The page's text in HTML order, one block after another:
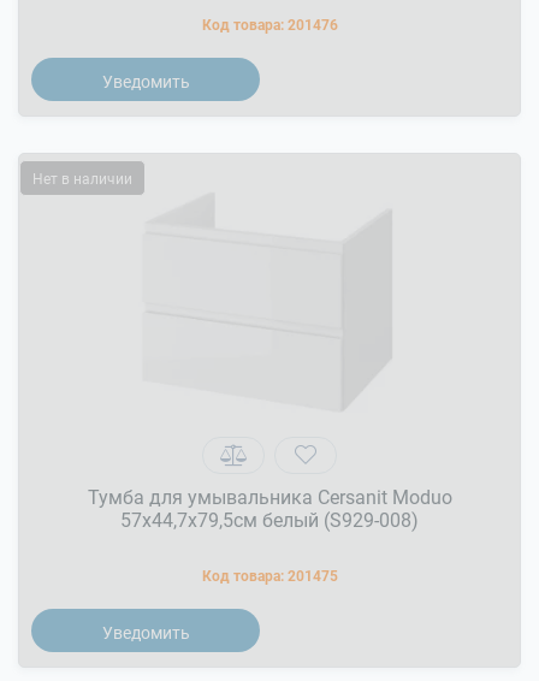
Код товара: 201476
Уведомить
Нет в наличии
Тумба для умывальника Cersanit Moduo
57x44,7x79,5см белый (S929-008)
Код товара: 201475
Уведомить